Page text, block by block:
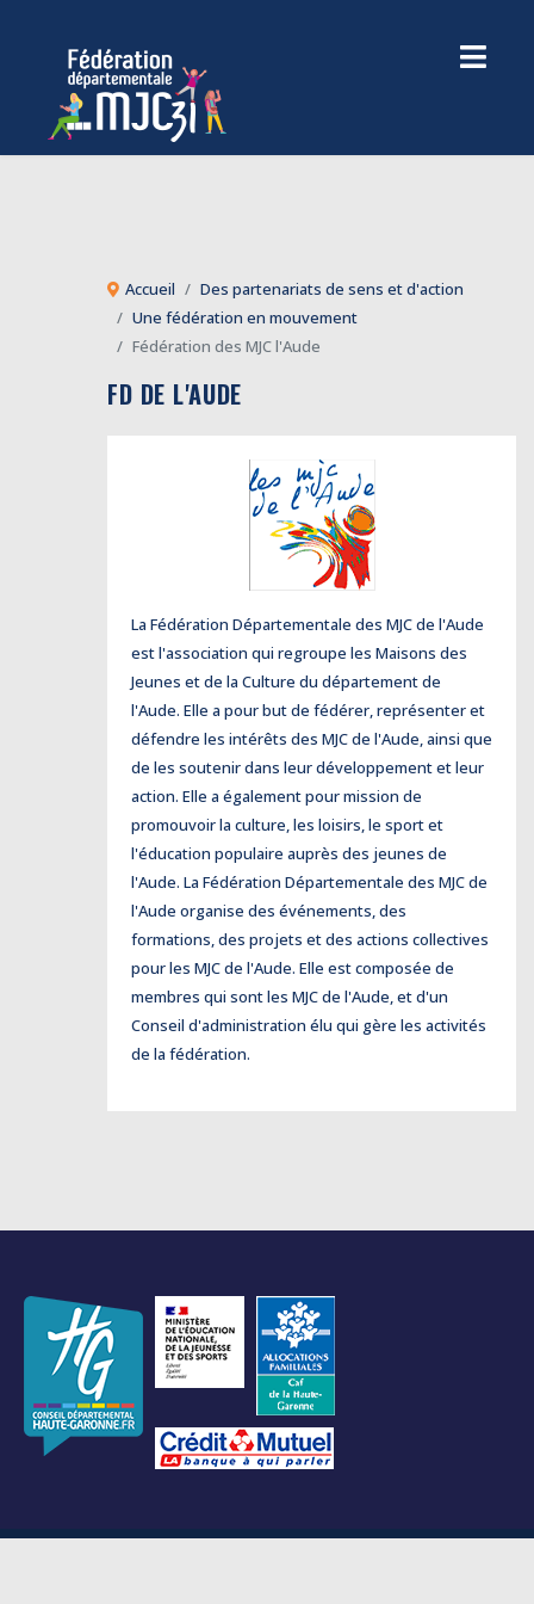
Accueil
Des partenariats de sens et d'action
Une fédération en mouvement
Fédération des MJC l'Aude
FD DE L'AUDE
La Fédération Départementale des MJC de l'Aude
est l'association qui regroupe les Maisons des
Jeunes et de la Culture du département de
l'Aude. Elle a pour but de fédérer, représenter et
défendre les intérêts des MJC de l'Aude, ainsi que
de les soutenir dans leur développement et leur
action. Elle a également pour mission de
promouvoir la culture, les loisirs, le sport et
l'éducation populaire auprès des jeunes de
l'Aude. La Fédération Départementale des MJC de
l'Aude organise des événements, des
formations, des projets et des actions collectives
pour les MJC de l'Aude. Elle est composée de
membres qui sont les MJC de l'Aude, et d'un
Conseil d'administration élu qui gère les activités
de la fédération.